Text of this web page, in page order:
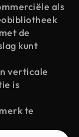
als
de
kunt
verticale
is
te